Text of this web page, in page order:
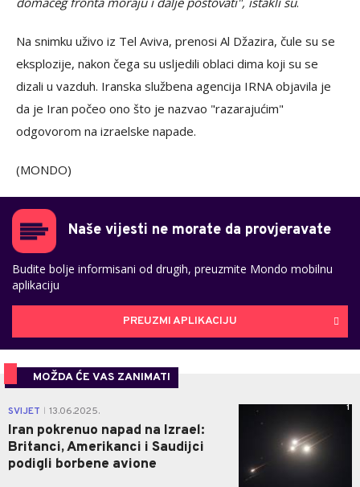
Na snimku uživo iz Tel Aviva, prenosi Al Džazira, čule su se
eksplozije, nakon čega su usljedili oblaci dima koji su se
dizali u vazduh. Iranska službena agencija IRNA objavila je
da je Iran počeo ono što je nazvao "razarajućim"
odgovorom na izraelske napade.
(MONDO)
Naše vijesti ne morate da provjeravate
Budite bolje informisani od drugih, preuzmite Mondo mobilnu
aplikaciju
PREUZMI APLIKACIJU
MOŽDA ĆE VAS ZANIMATI
SVIJET 13.06.2025.
Iran pokrenuo napad na Izrael:
Britanci, Amerikanci i Saudijci
podigli borbene avione
1